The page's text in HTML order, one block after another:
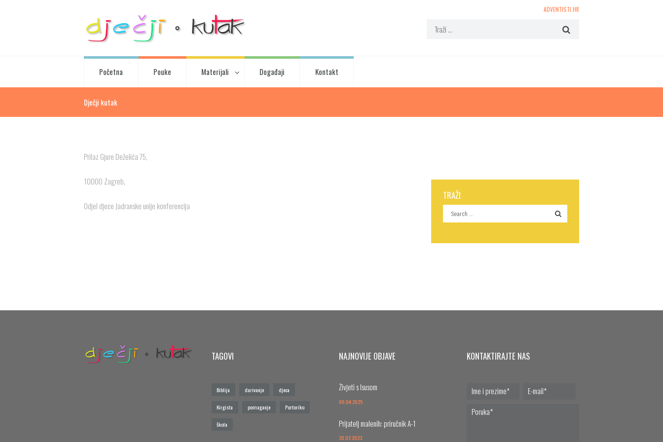
ADVENTISTI.HR
Početna Pouke Materijali Događaji Kontakt
Dječji kutak
Prilaz Gjure Deželića 75,
10000 Zagreb,
Odjel djece Jadranske unije konferencija
TRAŽI
TAGOVI
Biblija darivanje djeca
Kirgista pomaganje Portoriko
škola
NAJNOVIJE OBJAVE
Živjeti s Isusom
06.04.2025
Prijatelj malenih: priručnik A-1
20.02.2023
KONTAKTIRAJTE NAS